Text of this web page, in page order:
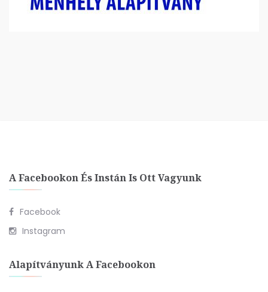
A Facebookon És Instán Is Ott Vagyunk
Facebook
Instagram
Alapítványunk A Facebookon